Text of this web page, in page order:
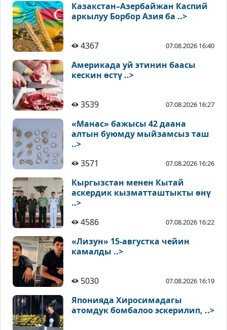
Казакстан–Азербайжан Каспий
аркылуу Борбор Азия ба ..>
4367 07.08.2026 16:40
Америкада уй этинин баасы
кескин өстү ..>
3539 07.08.2026 16:27
«Манас» бажысы 42 даана
алтын буюмду мыйзамсыз таш
..>
3571
07.08.2026 16:26
Кыргызстан менен Кытай
аскердик кызматташтыкты өнү
..>
4586
07.08.2026 16:22
«Лизун» 15-августка чейин
камалды ..>
5030 07.08.2026 16:19
Японияда Хиросимадагы
атомдук бомбалоо эскерилип, ..>